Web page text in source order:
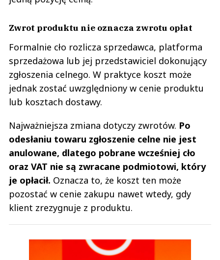
Zwrot produktu nie oznacza zwrotu opłat
Formalnie cło rozlicza sprzedawca, platforma
sprzedażowa lub jej przedstawiciel dokonujący
zgłoszenia celnego. W praktyce koszt może
jednak zostać uwzględniony w cenie produktu
lub kosztach dostawy.
Najważniejsza zmiana dotyczy zwrotów. Po
odesłaniu towaru zgłoszenie celne nie jest
anulowane, dlatego pobrane wcześniej cło
oraz VAT nie są zwracane podmiotowi, który
je opłacił. Oznacza to, że koszt ten może
pozostać w cenie zakupu nawet wtedy, gdy
klient zrezygnuje z produktu.